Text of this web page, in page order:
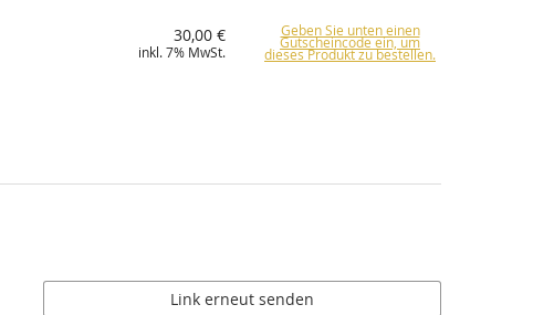
30,00 €
inkl. 7% MwSt.
Geben Sie unten einen
Gutscheincode ein, um
dieses Produkt zu bestellen.
Link erneut senden